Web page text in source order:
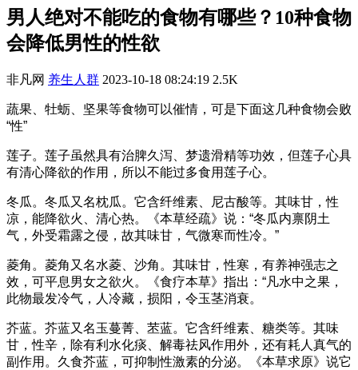
男人绝对不能吃的食物有哪些？10种食物
会降低男性的性欲
非凡网 养生人群 2023-10-18 08:24:19 2.5K
蔬果、牡蛎、坚果等食物可以催情，可是下面这几种食物会败
“性”
莲子。莲子虽然具有治脾久泻、梦遗滑精等功效，但莲子心具
有清心降欲的作用，所以不能过多食用莲子心。
冬瓜。冬瓜又名枕瓜。它含纤维素、尼古酸等。其味甘，性
凉，能降欲火、清心热。《本草经疏》说：“冬瓜内禀阴土
气，外受霜露之侵，故其味甘，气微寒而性冷。”
菱角。菱角又名水菱、沙角。其味甘，性寒，有养神强志之
效，可平息男女之欲火。《食疗本草》指出：“凡水中之果，
此物最发冷气，人冷藏，损阳，令玉茎消衰。
芥蓝。芥蓝又名玉蔓菁、苤蓝。它含纤维素、糖类等。其味
甘，性辛，除有利水化痰、解毒祛风作用外，还有耗人真气的
副作用。久食芥蓝，可抑制性激素的分泌。《本草求原》说它